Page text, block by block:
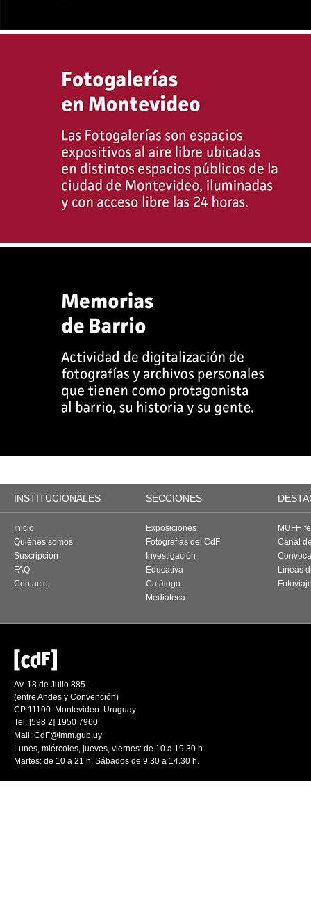
INSTITUCIONALES SECCIONES
Inicio
Quiénes somos
Suscripción
FAQ
Contacto
Exposiciones
Fotografías del CdF
Investigación
Educativa
Catálogo
Mediateca
MUFF,
Canal
Líneas
Av. 18 de Julio 885
(entre Andes y Convención)
CP 11100. Montevideo. Uruguay
Tel: [598 2] 1950 7960
Mail: CdF@imm.gub.uy
Lunes, miércoles, jueves, viernes: de 10 a 19.30 h.
Martes: de 10 a 21 h. Sábados de 9.30 a 14.30 h.